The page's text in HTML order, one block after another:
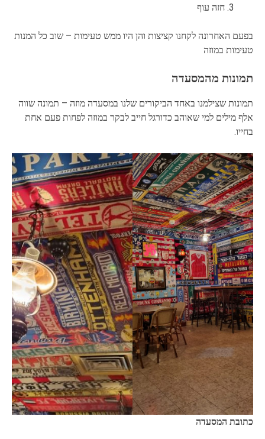
חזה עוף
בפעם האחרונה לקחנו קציצות והן היו ממש טעימות – שוב כל המנות
טעימות במוזה
תמונות מהמסעדה
תמונות שצילמנו באחד הביקורים שלנו במסעדה מוזה – תמונה שווה
אלף מילים למי שאוהב כדורגל חייב לבקר במוזה לפחות פעם אחת
בחייו.
כתובת המסעדה